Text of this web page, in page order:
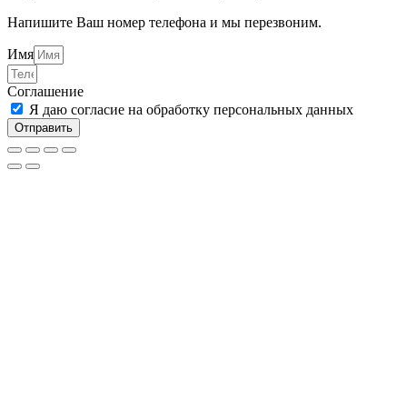
Напишите Ваш номер телефона и мы перезвоним.
Имя
Соглашение
Я даю согласие на обработку персональных данных
Отправить